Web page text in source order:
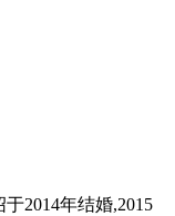
2014年结婚,2015